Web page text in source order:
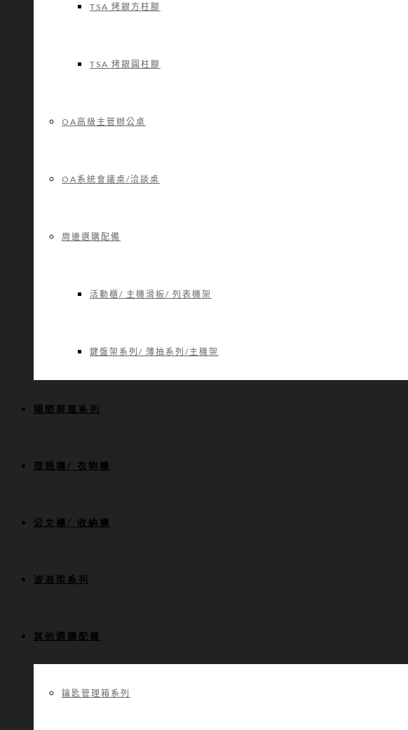
TSA 烤銀方柱腳
TSA 烤銀圓柱腳
OA高級主管辦公桌
OA系統會議桌/洽談桌
周邊選購配備
活動櫃/ 主機滑板/ 列表機架
鍵盤架系列/ 薄抽系列/主機架
隔間屏風系列
理想櫃/ 衣物櫃
公文櫃/ 收納櫃
波浪架系列
其他選購配備
鑰匙管理箱系列